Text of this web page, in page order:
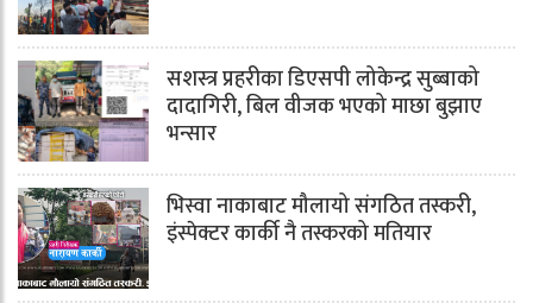
सशस्त्र प्रहरीका डिएसपी लोकेन्द्र सुब्बाको
दादागिरी, बिल वीजक भएको माछा बुझाए
भन्सार
भिस्वा नाकाबाट मौलायो संगठित तस्करी,
इंस्पेक्टर कार्की नै तस्करको मतियार